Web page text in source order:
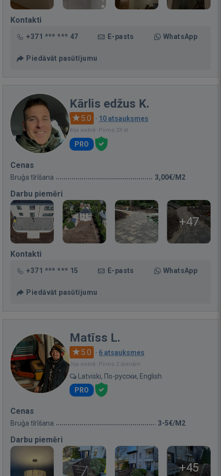
Kontakti
+371 *** *** 47 E-pasts WhatsApp
Piedāvāt pasūtījumu
Kārlis edžus K.
5.0 · 10 atsauksmes
Bija vietnē: Pirms 23 st.
PRO
Cenas
Bruģa tīrīšana 3,00€/M2
Darbu piemēri
+47
Kontakti
+371 *** *** 15 E-pasts WhatsApp
Piedāvāt pasūtījumu
Matīss L.
5.0 · 6 atsauksmes
Bija vietnē: Pirms 2 dienām
Latviski, По-русски, English
PRO
Cenas
Bruģa tīrīšana 3-5€/M2
Darbu piemēri
+45